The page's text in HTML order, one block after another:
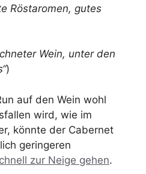
Röstaromen, gutes
Wein, unter den
)
auf den Wein wohl
wird, wie im
könnte der Cabernet
geringeren
zur Neige gehen.